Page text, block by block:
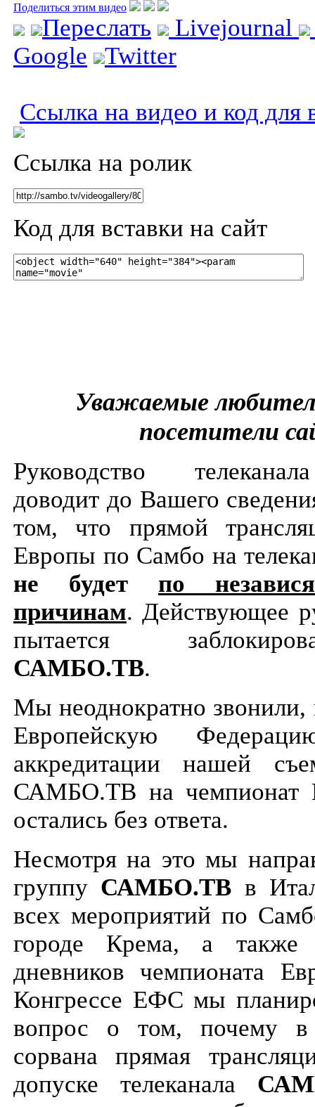
Поделиться этим видео
Переслать Livejournal
Google
Twitter
Ссылка на видео и код для
Ссылка на ролик
Код для вставки на сайт
Уважаемые
посетители
Руководство
доводит до Вашего
том, что прямой
Европы по Самбо на
не будет по
причинам. Действующее
пытается
САМБО.ТВ.
Мы неоднократно звонили,
Европейскую
аккредитации нашей
САМБО.ТВ на чемпионат
остались без ответа.
Несмотря на это мы
группу САМБО.ТВ в
всех мероприятий по
городе Крема, а также
дневников чемпионата
Конгрессе ЕФС мы
вопрос о том, почему в
сорвана прямая
допуске телеканала